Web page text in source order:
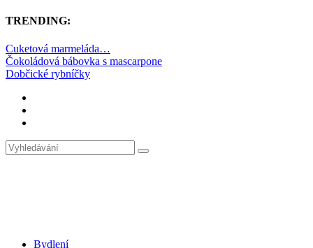
TRENDING:
Cuketová marmeláda…
Čokoládová bábovka s mascarpone
Dobčické rybníčky
Bydlení